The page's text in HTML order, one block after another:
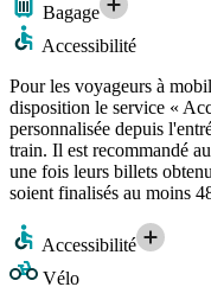
Bagage
Accessibilité
Pour les voyageurs à
disposition le service «
personnalisée depuis
train. Il est recommandé
une fois leurs billets
soient finalisés au moins
Accessibilité
Vélo